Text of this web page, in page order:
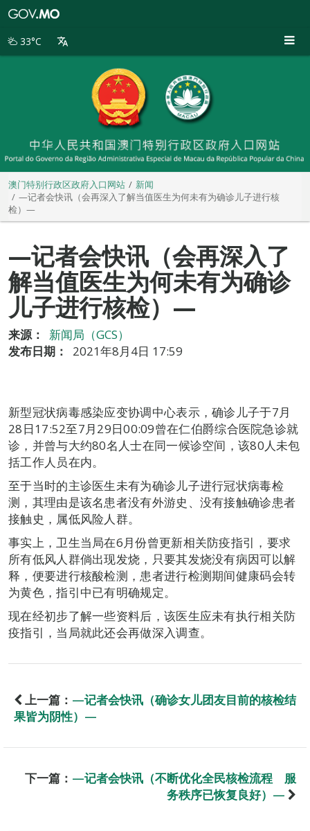
别
33°C
澳门特别行政区政府入口网站
新闻
—记者会快讯（会再深入了解当值医生为何未有为确诊儿子进行核
检）—
—记者会快讯（会再深入了
解当值医生为何未有为确诊
儿子进行核检）—
来源：
新闻局（GCS）
发布日期：
2021年8月4日 17:59
新型冠状病毒感染应变协调中心表示，确诊儿子于7月
28日17:52至7月29日00:09曾在仁伯爵综合医院急诊就
诊，并曾与大约80名人士在同一候诊空间，该80人未包
括工作人员在内。
至于当时的主诊医生未有为确诊儿子进行冠状病毒检
测，其理由是该名患者没有外游史、没有接触确诊患者
接触史，属低风险人群。
事实上，卫生当局在6月份曾更新相关防疫指引，要求
所有低风人群倘出现发烧，只要其发烧没有病因可以解
释，便要进行核酸检测，患者进行检测期间健康码会转
为黄色，指引中已有明确规定。
现在经初步了解一些资料后，该医生应未有执行相关防
疫指引，当局就此还会再做深入调查。
上一篇： —记者会快讯（确诊女儿团友目前的核检结
果皆为阴性）—
下一篇： —记者会快讯（不断优化全民核检流程 服
务秩序已恢复良好）—